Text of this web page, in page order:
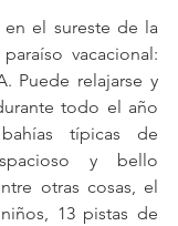
el sureste de la
vacacional:
Puede relajarse y
todo el año
típicas de
y bello
otras cosas, el
13 pistas de